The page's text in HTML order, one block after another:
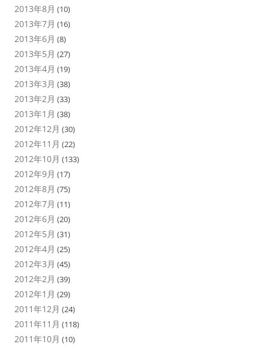
2013年8月 (10)
2013年7月 (16)
2013年6月 (8)
2013年5月 (27)
2013年4月 (19)
2013年3月 (38)
2013年2月 (33)
2013年1月 (38)
2012年12月 (30)
2012年11月 (22)
2012年10月 (133)
2012年9月 (17)
2012年8月 (75)
2012年7月 (11)
2012年6月 (20)
2012年5月 (31)
2012年4月 (25)
2012年3月 (45)
2012年2月 (39)
2012年1月 (29)
2011年12月 (24)
2011年11月 (118)
2011年10月 (10)